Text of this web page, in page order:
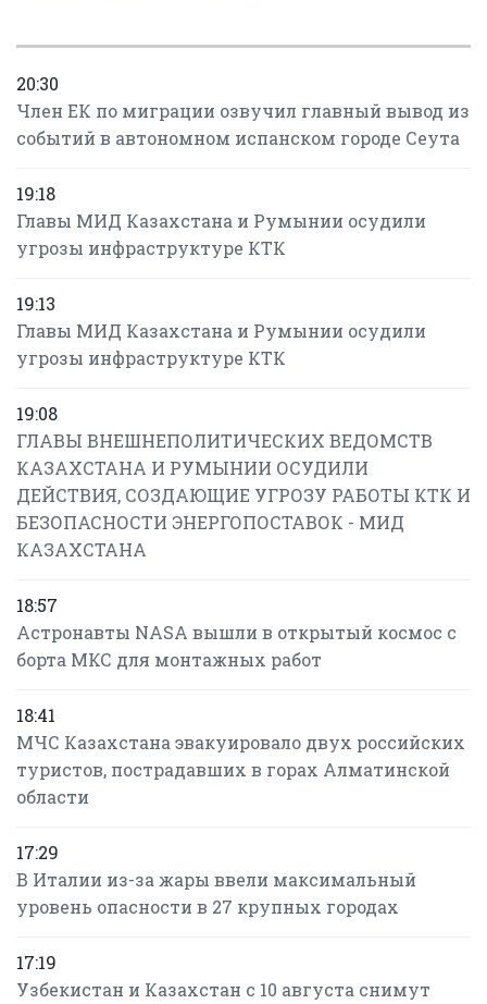
20:30
Член ЕК по миграции озвучил главный вывод из
событий в автономном испанском городе Сеута
19:18
Главы МИД Казахстана и Румынии осудили
угрозы инфраструктуре КТК
19:13
Главы МИД Казахстана и Румынии осудили
угрозы инфраструктуре КТК
19:08
ГЛАВЫ ВНЕШНЕПОЛИТИЧЕСКИХ ВЕДОМСТВ
КАЗАХСТАНА И РУМЫНИИ ОСУДИЛИ
ДЕЙСТВИЯ, СОЗДАЮЩИЕ УГРОЗУ РАБОТЫ КТК И
БЕЗОПАСНОСТИ ЭНЕРГОПОСТАВОК - МИД
КАЗАХСТАНА
18:57
Астронавты NASA вышли в открытый космос с
борта МКС для монтажных работ
18:41
МЧС Казахстана эвакуировало двух российских
туристов, пострадавших в горах Алматинской
области
17:29
В Италии из-за жары ввели максимальный
уровень опасности в 27 крупных городах
17:19
Узбекистан и Казахстан с 10 августа снимут